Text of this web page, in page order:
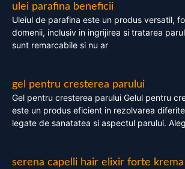
ulei parafina beneficii
Uleiul de parafina este un produs versatil,
domenii, inclusiv in ingrijirea si tratarea
sunt remarcabile si nu ar
gel pentru cresterea parului
Gel pentru cresterea parului Gelul pentru
este un produs eficient in rezolvarea
legate de sanatatea si aspectul parului.
serena capelli hair elixir forte krema